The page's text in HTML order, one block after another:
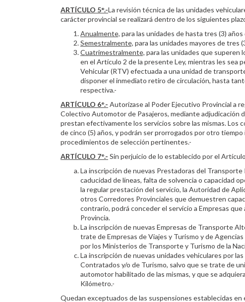
ARTÍCULO 5°.-La revisión técnica de las unidades
carácter provincial se realizará dentro de los siguientes
Anualmente, para las unidades de hasta tres (3)
Semestralmente, para las unidades mayores de tres
Cuatrimestralmente, para las unidades que superen
en el Artículo 2 de la presente Ley, mientras les sea
Vehicular (RTV) efectuada a una unidad de
disponer el inmediato retiro de circulación, hasta
respectiva.-
ARTÍCULO 6°.- Autorízase al Poder Ejecutivo Provincial a
Colectivo Automotor de Pasajeros, mediante adjudicación
prestan efectivamente los servicios sobre las mismas. Los
de cinco (5) años, y podrán ser prorrogados por otro
procedimientos de selección pertinentes.-
ARTÍCULO 7°.- Sin perjuicio de lo establecido por el
La inscripción de nuevas Prestadoras del
caducidad de líneas, falta de solvencia o capacidad
la regular prestación del servicio, la Autoridad de
otros Corredores Provinciales que demuestren
contrario, podrá conceder el servicio a Empresas
Provincia.
La inscripción de nuevas Empresas de Transporte
trate de Empresas de Viajes y Turismo y de
por los Ministerios de Transporte y Turismo de la
La inscripción de nuevas unidades vehiculares por
Contratados y/o de Turismo, salvo que se trate de
automotor habilitado de las mismas, y que se
Kilómetro.-
Quedan exceptuados de las suspensiones establecidas